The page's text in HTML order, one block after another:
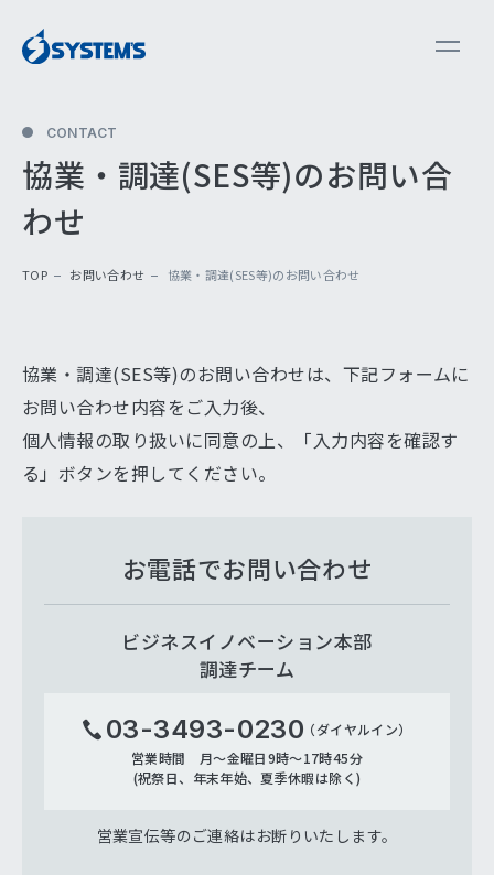
CONTACT
協業・調達(SES等)のお問い合
わせ
TOP お問い合わせ 協業・調達(SES等)のお問い合わせ
協業・調達(SES等)のお問い合わせは、下記フォームに
お問い合わせ内容をご入力後、
個人情報の取り扱いに同意の上、「入力内容を確認す
る」ボタンを押してください。
お電話でお問い合わせ
ビジネスイノベーション本部
調達チーム
03-3493-0230（ダイヤルイン）
営業時間 月～金曜日9時～17時45分
(祝祭日、年末年始、夏季休暇は除く)
営業宣伝等のご連絡はお断りいたします。